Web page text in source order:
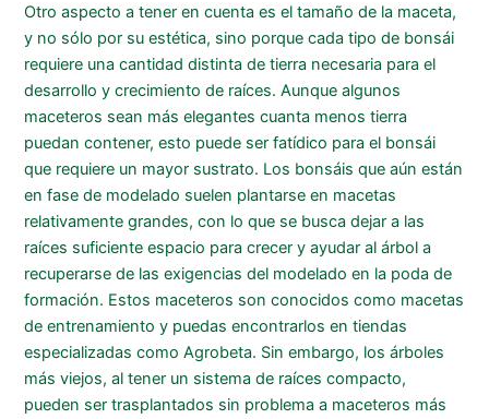
Otro aspecto a tener en cuenta es el tamaño de la maceta,
y no sólo por su estética, sino porque cada tipo de bonsái
requiere una cantidad distinta de tierra necesaria para el
desarrollo y crecimiento de raíces. Aunque algunos
maceteros sean más elegantes cuanta menos tierra
puedan contener, esto puede ser fatídico para el bonsái
que requiere un mayor sustrato. Los bonsáis que aún están
en fase de modelado suelen plantarse en macetas
relativamente grandes, con lo que se busca dejar a las
raíces suficiente espacio para crecer y ayudar al árbol a
recuperarse de las exigencias del modelado en la poda de
formación. Estos maceteros son conocidos como macetas
de entrenamiento y puedas encontrarlos en tiendas
especializadas como Agrobeta. Sin embargo, los árboles
más viejos, al tener un sistema de raíces compacto,
pueden ser trasplantados sin problema a maceteros más